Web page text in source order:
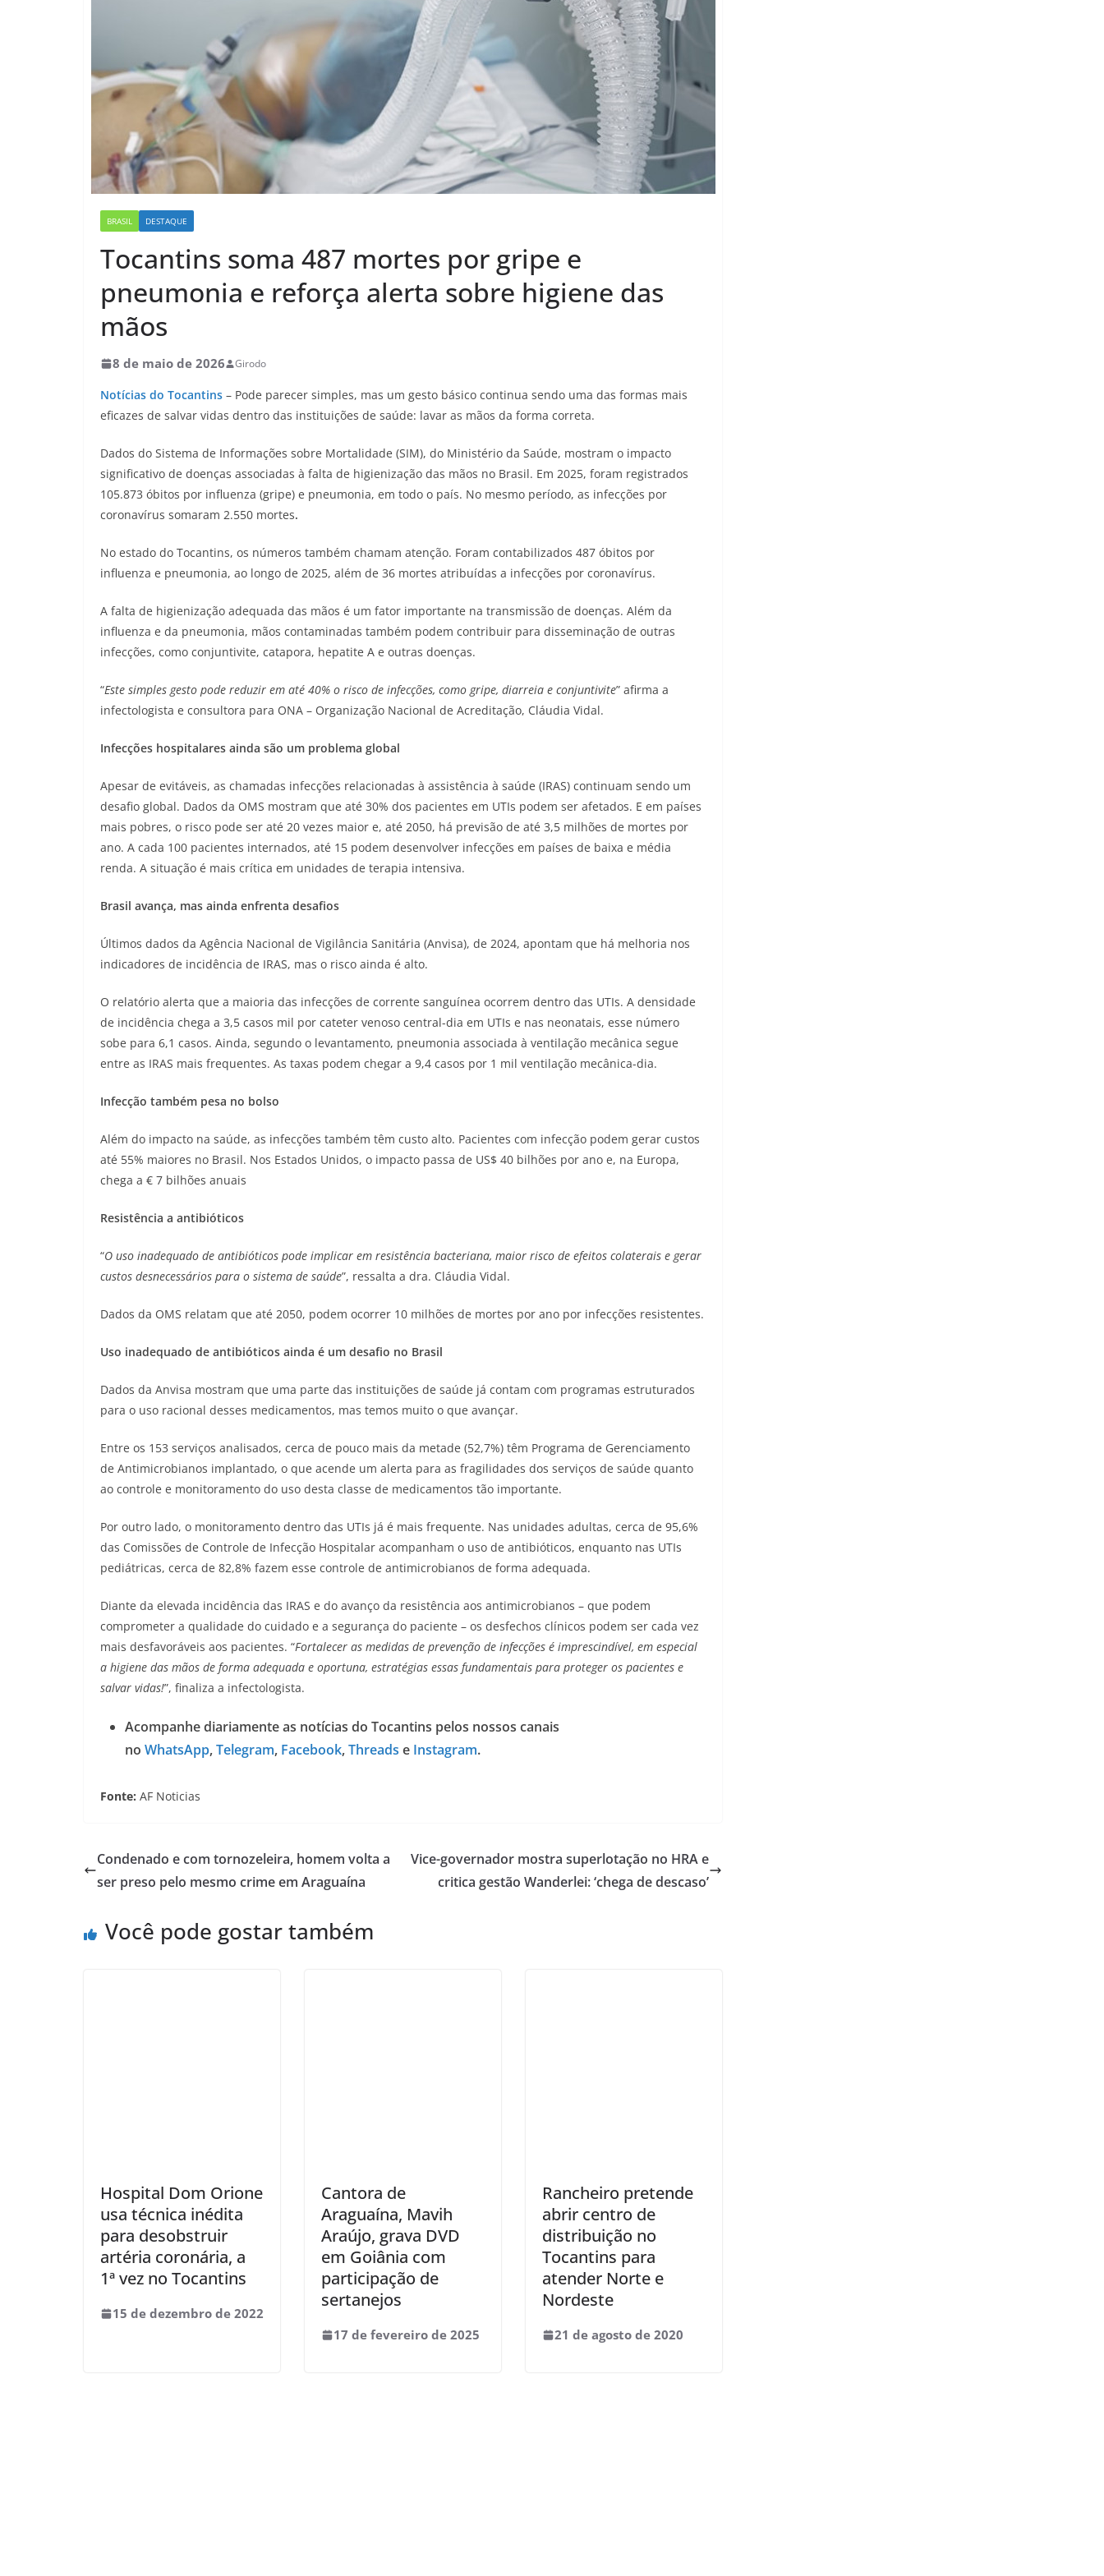
BRASIL DESTAQUE
Tocantins soma 487 mortes por gripe e
pneumonia e reforça alerta sobre higiene das
mãos
8 de maio de 2026 Girodo
Notícias do Tocantins – Pode parecer simples, mas um gesto básico continua sendo uma das formas mais
eficazes de salvar vidas dentro das instituições de saúde: lavar as mãos da forma correta.
Dados do Sistema de Informações sobre Mortalidade (SIM), do Ministério da Saúde, mostram o impacto
significativo de doenças associadas à falta de higienização das mãos no Brasil. Em 2025, foram registrados
105.873 óbitos por influenza (gripe) e pneumonia, em todo o país. No mesmo período, as infecções por
coronavírus somaram 2.550 mortes.
No estado do Tocantins, os números também chamam atenção. Foram contabilizados 487 óbitos por
influenza e pneumonia, ao longo de 2025, além de 36 mortes atribuídas a infecções por coronavírus.
A falta de higienização adequada das mãos é um fator importante na transmissão de doenças. Além da
influenza e da pneumonia, mãos contaminadas também podem contribuir para disseminação de outras
infecções, como conjuntivite, catapora, hepatite A e outras doenças.
“Este simples gesto pode reduzir em até 40% o risco de infecções, como gripe, diarreia e conjuntivite” afirma a
infectologista e consultora para ONA – Organização Nacional de Acreditação, Cláudia Vidal.
Infecções hospitalares ainda são um problema global
Apesar de evitáveis, as chamadas infecções relacionadas à assistência à saúde (IRAS) continuam sendo um
desafio global. Dados da OMS mostram que até 30% dos pacientes em UTIs podem ser afetados. E em países
mais pobres, o risco pode ser até 20 vezes maior e, até 2050, há previsão de até 3,5 milhões de mortes por
ano. A cada 100 pacientes internados, até 15 podem desenvolver infecções em países de baixa e média
renda. A situação é mais crítica em unidades de terapia intensiva.
Brasil avança, mas ainda enfrenta desafios
Últimos dados da Agência Nacional de Vigilância Sanitária (Anvisa), de 2024, apontam que há melhoria nos
indicadores de incidência de IRAS, mas o risco ainda é alto.
O relatório alerta que a maioria das infecções de corrente sanguínea ocorrem dentro das UTIs. A densidade
de incidência chega a 3,5 casos mil por cateter venoso central-dia em UTIs e nas neonatais, esse número
sobe para 6,1 casos. Ainda, segundo o levantamento, pneumonia associada à ventilação mecânica segue
entre as IRAS mais frequentes. As taxas podem chegar a 9,4 casos por 1 mil ventilação mecânica-dia.
Infecção também pesa no bolso
Além do impacto na saúde, as infecções também têm custo alto. Pacientes com infecção podem gerar custos
até 55% maiores no Brasil. Nos Estados Unidos, o impacto passa de US$ 40 bilhões por ano e, na Europa,
chega a € 7 bilhões anuais
Resistência a antibióticos
“O uso inadequado de antibióticos pode implicar em resistência bacteriana, maior risco de efeitos colaterais e gerar
custos desnecessários para o sistema de saúde”, ressalta a dra. Cláudia Vidal.
Dados da OMS relatam que até 2050, podem ocorrer 10 milhões de mortes por ano por infecções resistentes.
Uso inadequado de antibióticos ainda é um desafio no Brasil
Dados da Anvisa mostram que uma parte das instituições de saúde já contam com programas estruturados
para o uso racional desses medicamentos, mas temos muito o que avançar.
Entre os 153 serviços analisados, cerca de pouco mais da metade (52,7%) têm Programa de Gerenciamento
de Antimicrobianos implantado, o que acende um alerta para as fragilidades dos serviços de saúde quanto
ao controle e monitoramento do uso desta classe de medicamentos tão importante.
Por outro lado, o monitoramento dentro das UTIs já é mais frequente. Nas unidades adultas, cerca de 95,6%
das Comissões de Controle de Infecção Hospitalar acompanham o uso de antibióticos, enquanto nas UTIs
pediátricas, cerca de 82,8% fazem esse controle de antimicrobianos de forma adequada.
Diante da elevada incidência das IRAS e do avanço da resistência aos antimicrobianos – que podem
comprometer a qualidade do cuidado e a segurança do paciente – os desfechos clínicos podem ser cada vez
mais desfavoráveis aos pacientes. “Fortalecer as medidas de prevenção de infecções é imprescindível, em especial
a higiene das mãos de forma adequada e oportuna, estratégias essas fundamentais para proteger os pacientes e
salvar vidas!”, finaliza a infectologista.
Acompanhe diariamente as notícias do Tocantins pelos nossos canais
no WhatsApp,Telegram, Facebook,Threads e Instagram.
Fonte: AF Noticias
Condenado e com tornozeleira, homem volta a
ser preso pelo mesmo crime em Araguaína
Vice-governador mostra superlotação no HRA e
critica gestão Wanderlei: ‘chega de descaso’
Você pode gostar também
Hospital Dom Orione
usa técnica inédita
para desobstruir
artéria coronária, a
1ª vez no Tocantins
15 de dezembro de 2022
Cantora de
Araguaína, Mavih
Araújo, grava DVD
em Goiânia com
participação de
sertanejos
17 de fevereiro de 2025
Rancheiro pretende
abrir centro de
distribuição no
Tocantins para
atender Norte e
Nordeste
21 de agosto de 2020